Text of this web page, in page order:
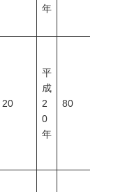
年
20
平
成
2
0
年
80